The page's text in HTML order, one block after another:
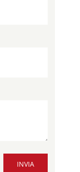
INVIA